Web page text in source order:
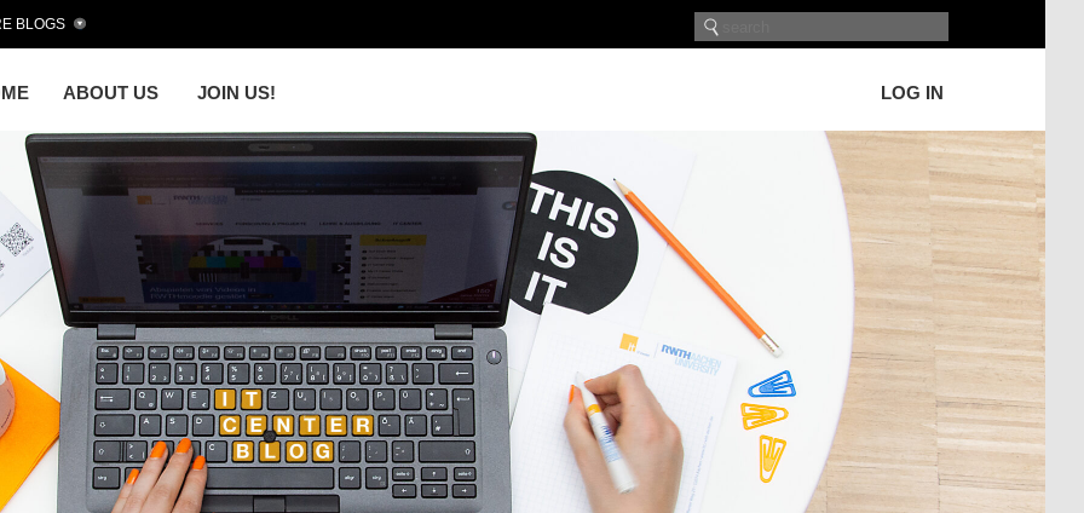
ABOUT US JOIN US! LOG IN
BLOGS